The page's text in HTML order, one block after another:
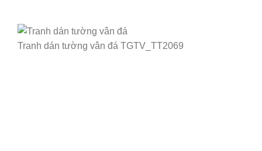
Tranh dán tường vân đá TGTV_TT2069